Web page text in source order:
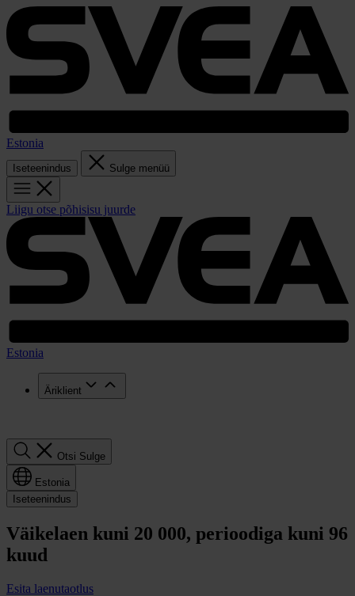
Estonia
Iseteenindus Sulge menüü
Liigu otse põhisisu juurde
Estonia
Äriklient
Otsi Sulge
Estonia
Iseteenindus
Väikelaen kuni 20 000, perioodiga kuni 96
kuud
Esita laenutaotlus